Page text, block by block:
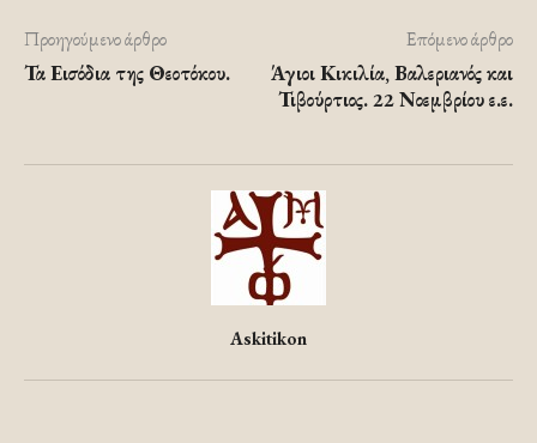
Προηγούμενο άρθρο
Τα Εισόδια της Θεοτόκου.
Επόμενο άρθρο
Άγιοι Κικιλία, Βαλεριανός και
Τιβούρτιος. 22 Νοεμβρίου ε.ε.
Askitikon